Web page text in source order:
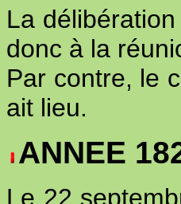
La
donc à la
Par contre, le
ait lieu.
ANNEE
Le 22